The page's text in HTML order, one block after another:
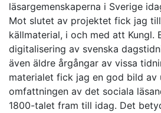
läsargemenskaperna i Sverige
Mot slutet av projektet fick jag
källmaterial, i och med att Kungl.
digitalisering av svenska
även äldre årgångar av vissa
materialet fick jag en god bild av
omfattningen av det sociala
1800-talet fram till idag. Det